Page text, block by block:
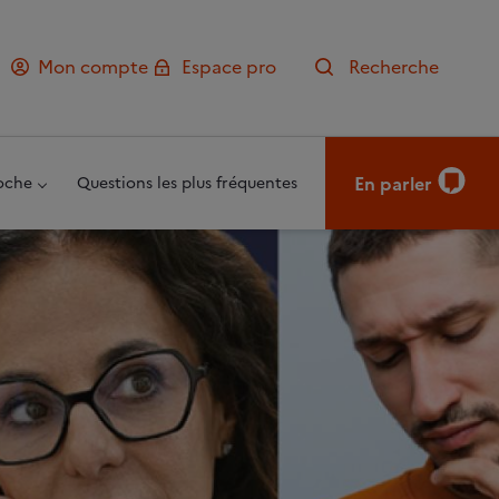
Mon compte Espace pro Recherche
Questions les plus fréquentes En parler